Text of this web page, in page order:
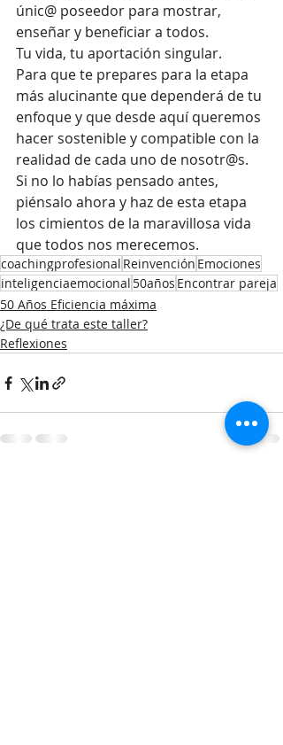
únic@ poseedor para mostrar,
enseñar y beneficiar a todos.
Tu vida, tu aportación singular.
Para que te prepares para la etapa
más alucinante que dependerá de tu
enfoque y que desde aquí queremos
hacer sostenible y compatible con la
realidad de cada uno de nosotr@s.
Si no lo habías pensado antes,
piénsalo ahora y haz de esta etapa
los cimientos de la maravillosa vida
que todos nos merecemos.
coachingprofesional Reinvención Emociones
inteligenciaemocional 50años Encontrar pareja
50 Años Eficiencia máxima
¿De qué trata este taller?
Reflexiones